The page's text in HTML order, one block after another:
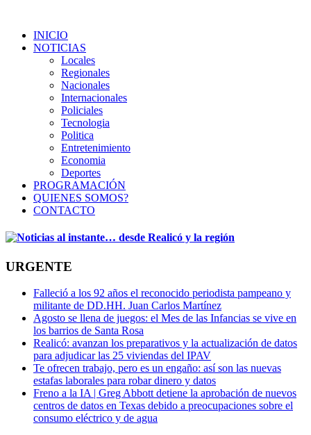
INICIO
NOTICIAS
Locales
Regionales
Nacionales
Internacionales
Policiales
Tecnologia
Politica
Entretenimiento
Economia
Deportes
PROGRAMACIÓN
QUIENES SOMOS?
CONTACTO
URGENTE
Falleció a los 92 años el reconocido periodista pampeano y
militante de DD.HH. Juan Carlos Martínez
Agosto se llena de juegos: el Mes de las Infancias se vive en
los barrios de Santa Rosa
Realicó: avanzan los preparativos y la actualización de datos
para adjudicar las 25 viviendas del IPAV
Te ofrecen trabajo, pero es un engaño: así son las nuevas
estafas laborales para robar dinero y datos
Freno a la IA | Greg Abbott detiene la aprobación de nuevos
centros de datos en Texas debido a preocupaciones sobre el
consumo eléctrico y de agua